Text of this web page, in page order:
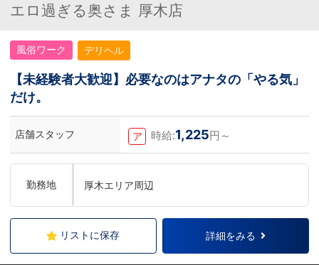
エロ過ぎる奥さま 厚木店
風俗ワーク デリヘル
【未経験者大歓迎】必要なのはアナタの「やる気」
だけ。
店舗スタッフ ア 時給:1,225円～
勤務地 厚木エリア周辺
リストに保存 詳細をみる